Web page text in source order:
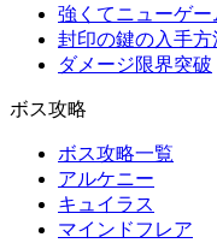
強くてニューゲー
封印の鍵の入手方
ダメージ限界突破
ボス攻略
ボス攻略一覧
アルケニー
キュイラス
マインドフレア